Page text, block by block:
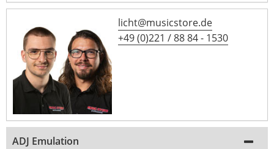
licht@musicstore.de
+49 (0)221 / 88 84 - 1530
ADJ Emulation